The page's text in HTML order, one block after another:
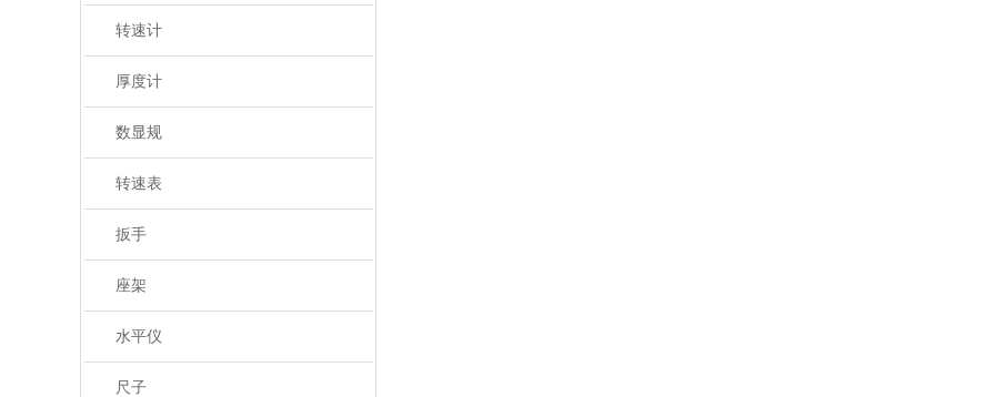
转速计
厚度计
数显规
转速表
扳手
座架
水平仪
尺子